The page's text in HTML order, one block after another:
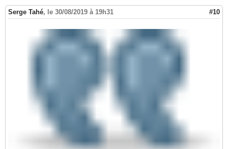
Serge Tahé, le 30/08/2019 à 19h31 #10